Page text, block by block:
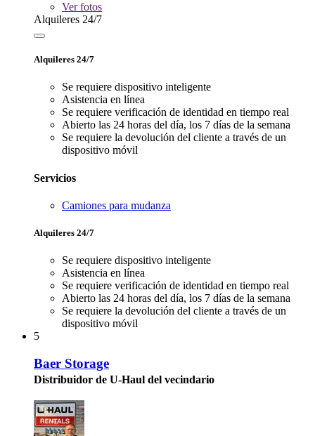
Verfotos
Alquileres 24/7
Alquileres 24/7
Se requiere dispositivo inteligente
Asistencia en línea
Se requiere verificación de identidad en tiempo real
Abierto las 24 horas del día, los 7 días de la semana
Se requiere la devolución del cliente a través de un
dispositivo móvil
Servicios
Camiones para mudanza
Alquileres 24/7
Se requiere dispositivo inteligente
Asistencia en línea
Se requiere verificación de identidad en tiempo real
Abierto las 24 horas del día, los 7 días de la semana
Se requiere la devolución del cliente a través de un
dispositivo móvil
5
Baer Storage
Distribuidor de U-Haul del vecindario